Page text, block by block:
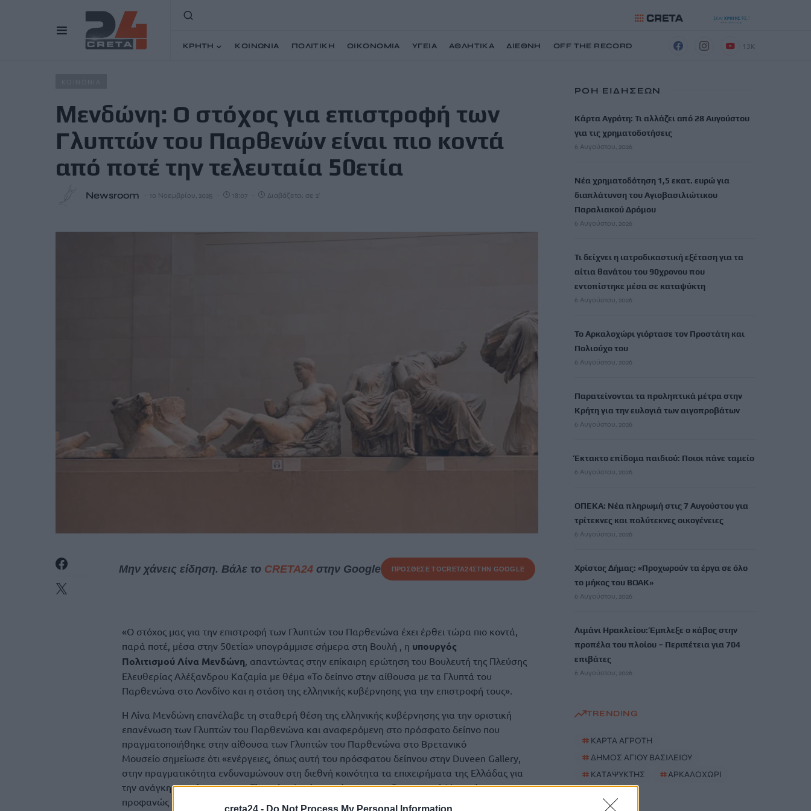
creta24 - Do Not Process My Personal Information
ΚΡΗΤΗ ΚΟΙΝΩΝΙΑ ΠΟΛΙΤΙΚΗ ΟΙΚΟΝΟΜΙΑ ΥΓΕΙΑ ΑΘΛΗΤΙΚΑ ΔΙΕΘΝΗ OFF THE RECORD 13K
Μενδώνη: Ο στόχος για επιστροφή των
Γλυπτών του Παρθενών είναι πιο κοντά
από ποτέ την τελευταία 50ετία
Newsroom 10 Νοεμβρίου, 2025 18:07 Διαβάζεται σε 2'
Μην χάνεις είδηση. Βάλε το CRETA24στην Google ΠΡΟΣΘΕΣΕ ΤΟCRETA24ΣΤΗΝ GOOGLE
«Ο στόχος μας για την επιστροφή των Γλυπτών του Παρθενώνα έχει έρθει τώρα πιο κοντά,
παρά ποτέ, μέσα στην 50ετία» υπογράμμισε σήμερα στη Βουλή , η υπουργός
Πολιτισμού Λίνα Μενδώνη, απαντώντας στην επίκαιρη ερώτηση του Βουλευτή της Πλεύσης
Ελευθερίας Αλέξανδρου Καζαμία με θέμα «Το δείπνο στην αίθουσα με τα Γλυπτά του
Παρθενώνα στο Λονδίνο και η στάση της ελληνικής κυβέρνησης για την επιστροφή τους».
Η Λίνα Μενδώνη επανέλαβε τη σταθερή θέση της ελληνικής κυβέρνησης για την οριστική
επανένωση των Γλυπτών του Παρθενώνα και αναφερόμενη στο πρόσφατο δείπνο που
πραγματοποιήθηκε στην αίθουσα των Γλυπτών του Παρθενώνα στο Βρετανικό
Μουσείο σημείωσε ότι «ενέργειες, όπως αυτή του πρόσφατου δείπνου στην Duveen Gallery,
στην πραγματικότητα ενδυναμώνουν στη διεθνή κοινότητα τα επιχειρήματα της Ελλάδας για
την ανάγκη επανένωσης των Γλυπτών. Αυτές οι ενέργειες του Βρετανικού Μουσείου
προφανώς είναι σε αντίθετη κατεύθυνση από την ασφάλεια και την ακεραιότητα των
ΡΟΗ ΕΙΔΗΣΕΩΝ
Κάρτα Αγρότη: Τι αλλάζει από 28 Αυγούστου
για τις χρηματοδοτήσεις
6 Αυγούστου, 2026
Νέα χρηματοδότηση 1,5 εκατ. ευρώ για
διαπλάτυνση του Αγιοβασιλιώτικου
Παραλιακού Δρόμου
6 Αυγούστου, 2026
Τι δείχνει η ιατροδικαστική εξέταση για τα
αίτια θανάτου του 90χρονου που
εντοπίστηκε μέσα σε καταψύκτη
6 Αυγούστου, 2026
Το Αρκαλοχώρι γιόρτασε τον Προστάτη και
Πολιούχο του
6 Αυγούστου, 2026
Παρατείνονται τα προληπτικά μέτρα στην
Κρήτη για την ευλογιά των αιγοπροβάτων
6 Αυγούστου, 2026
Έκτακτο επίδομα παιδιού: Ποιοι πάνε ταμείο
6 Αυγούστου, 2026
ΟΠΕΚΑ: Νέα πληρωμή στις 7 Αυγούστου για
τρίτεκνες και πολύτεκνες οικογένειες
6 Αυγούστου, 2026
Χρίστος Δήμας: «Προχωρούν τα έργα σε όλο
το μήκος του ΒΟΑΚ»
6 Αυγούστου, 2026
Λιμάνι Ηρακλείου: Έμπλεξε ο κάβος στην
προπέλα του πλοίου – Περιπέτεια για 704
επιβάτες
6 Αυγούστου, 2026
TRENDING
# ΚΑΡΤΑ ΑΓΡΟΤΗ
#ΔΗΜΟΣ ΑΓΙΟΥ ΒΑΣΙΛΕΙΟΥ
# ΚΑΤΑΨΥΚΤΗΣ #ΑΡΚΑΛΟΧΩΡΙ